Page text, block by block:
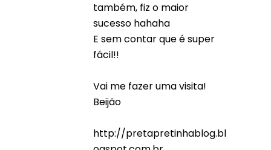
também, fiz o maior
sucesso hahaha
E sem contar que é super
fácil!!
Vai me fazer uma visita!
Beijão
http://pretapretinhablog.bl